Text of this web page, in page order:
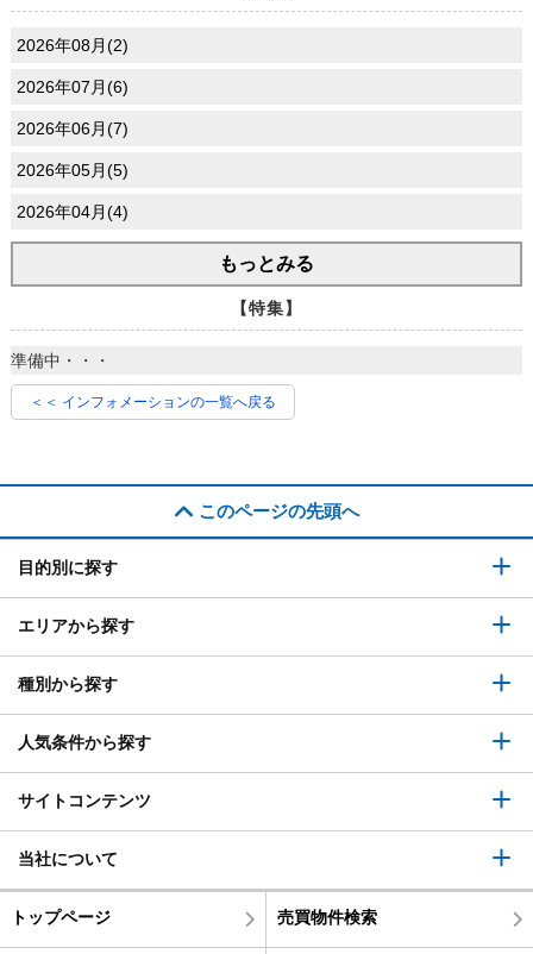
2026年08月(2)
2026年07月(6)
2026年06月(7)
2026年05月(5)
2026年04月(4)
もっとみる
【特集】
準備中・・・
＜＜ インフォメーションの一覧へ戻る
このページの先頭へ
目的別に探す
エリアから探す
種別から探す
人気条件から探す
サイトコンテンツ
当社について
トップページ 売買物件検索